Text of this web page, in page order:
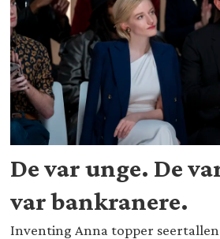
De var unge. De
var bankranere.
Inventing Anna topper